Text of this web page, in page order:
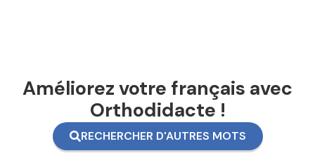
Améliorez votre français avec
Orthodidacte !
RECHERCHER D'AUTRES MOTS